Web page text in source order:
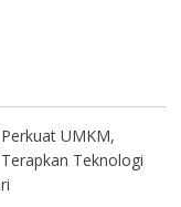
UMKM,
Teknologi